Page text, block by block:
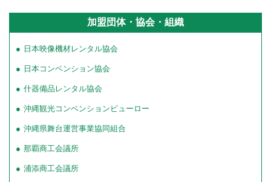
加盟団体・協会・組織
日本映像機材レンタル協会
日本コンベンション協会
什器備品レンタル協会
沖縄観光コンベンションビューロー
沖縄県舞台運営事業協同組合
那覇商工会議所
浦添商工会議所